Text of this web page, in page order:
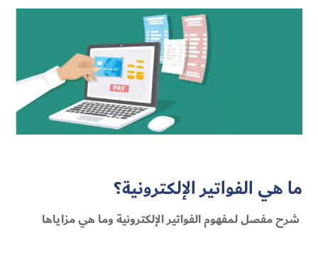
ما هي الفواتير الإلكترونية؟
شرح مفصل لمفهوم الفواتير الإلكترونية وما هي مزاياها